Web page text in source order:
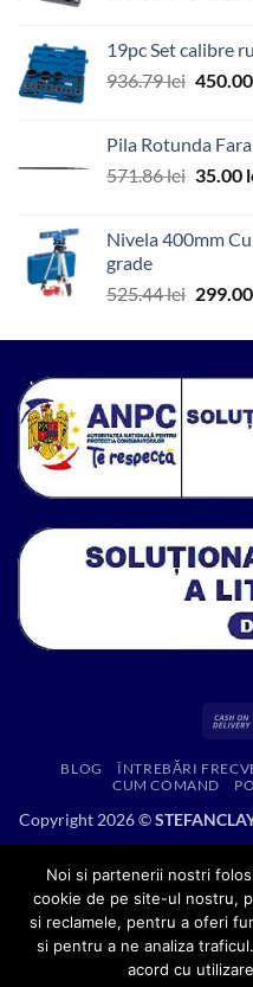
fost:
19pc Set calibre
936.79lei Prețul
fost:
936.79
450.00
Pila Rotunda
571.86lei Prețul
fost:
35.00
Nivela 400mm
grade
525.44lei Prețul
a
299.00
BLOG ÎNTREBĂRI
CUM COMAND
Copyright 2026 ©
Noi si partenerii nostri
cookie de pe site-ul nostru,
si reclamele, pentru a oferi
si pentru a ne analiza
acord cu